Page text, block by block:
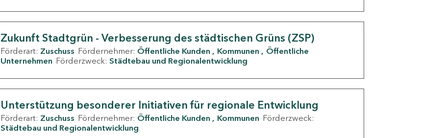
Zukunft Stadtgrün - Verbesserung des städtischen Grüns (ZSP)
Förderart: Zuschuss Fördernehmer: Öffentliche Kunden Kommunen
Öffentliche
Unternehmen Förderzweck: Städtebau und Regionalentwicklung
Unterstützung besonderer Initiativen für regionale Entwicklung
Förderart: Zuschuss Fördernehmer: Öffentliche Kunden Kommunen Förderzweck:
Städtebau und Regionalentwicklung